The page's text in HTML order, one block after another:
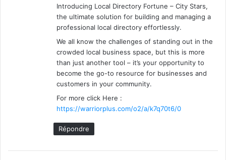
Introducing Local Directory Fortune – City Stars,
the ultimate solution for building and managing a
professional local directory effortlessly.
We all know the challenges of standing out in the
crowded local business space, but this is more
than just another tool – it’s your opportunity to
become the go-to resource for businesses and
customers in your community.
For more click Here :
https://warriorplus.com/o2/a/k7q70t6/0
Répondre